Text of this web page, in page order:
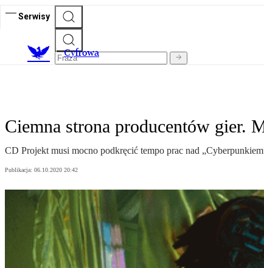
Serwisy
Cyfrowa
Ciemna strona producentów gier.
CD Projekt musi mocno podkręcić tempo prac nad
Publikacja: 06.10.2020 20:42